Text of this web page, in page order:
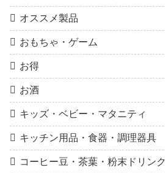
オススメ製品
おもちゃ・ゲーム
お得
お酒
キッズ・ベビー・マタニティ
キッチン用品・食器・調理器具
コーヒー豆・茶葉・粉末ドリンク